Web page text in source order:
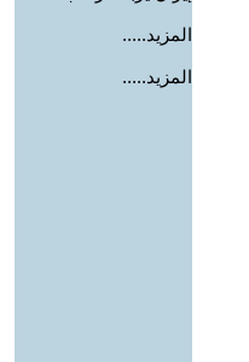
المزيد.....
المزيد.....